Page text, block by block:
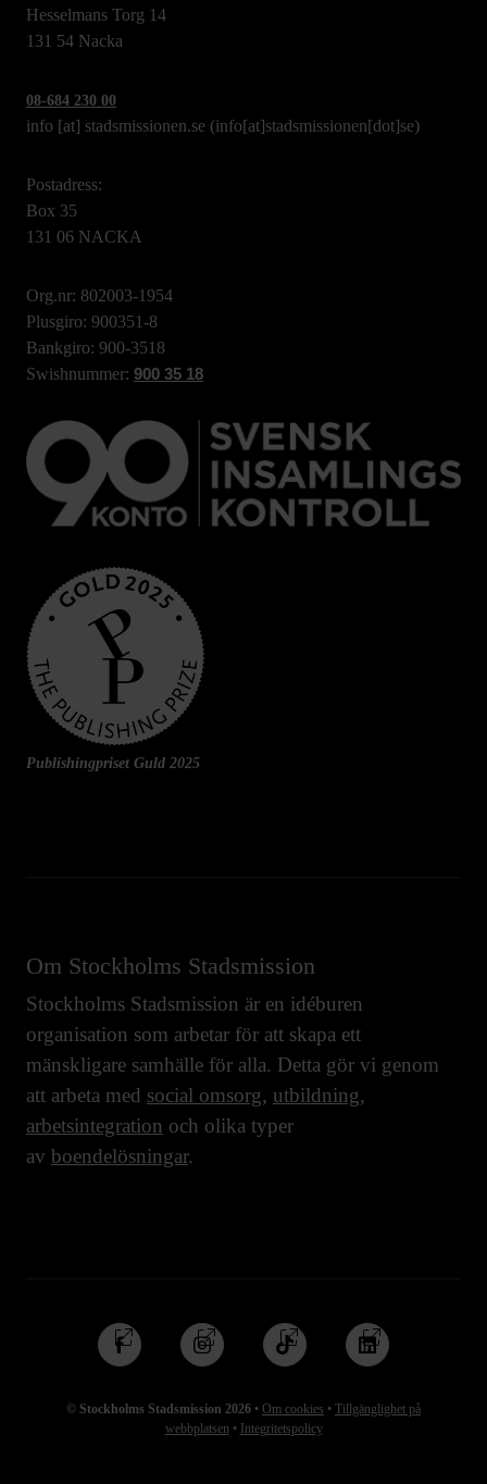
Hesselmans Torg 14
131 54 Nacka
08-684 230 00
info [at] stadsmissionen.se (info[at]stadsmissionen[dot]se)
Postadress:
Box 35
131 06 NACKA
Org.nr: 802003-1954
Plusgiro: 900351-8
Bankgiro: 900-3518
Swishnummer: 900 35 18
Publishingpriset Guld 2025
Om Stockholms Stadsmission
Stockholms Stadsmission är en idéburen
organisation som arbetar för att skapa ett
mänskligare samhälle för alla. Detta gör vi genom
att arbeta med social omsorg, utbildning,
arbetsintegration och olika typer
av boendelösningar.
© Stockholms Stadsmission 2026 • Om cookies • Tillgänglighet på
webbplatsen • Integritetspolicy
Följ
oss
Facebook
Följ
oss
Instagram
Följ
oss
TikTok
Följ
oss
Linkedin